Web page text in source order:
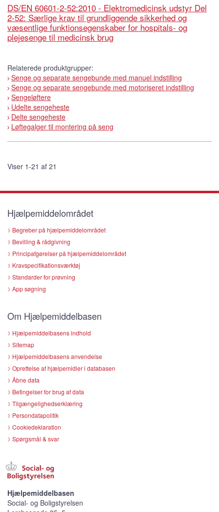
DS/EN 60601-2-52:2010 - Elektromedicinsk udstyr Del
2-52: Særlige krav til grundliggende sikkerhed og
væsentlige funktionsegenskaber for hospitals- og
plejesenge til medicinsk brug
Relaterede produktgrupper:
Senge og separate sengebunde med manuel indstilling
Senge og separate sengebunde med motoriseret indstilling
Sengeløftere
Udelte sengeheste
Delte sengeheste
Løftegalger til montering på seng
Viser 1-21 af 21
Hjælpemiddelområdet
Begreber på hjælpemiddelområdet
Bevilling & rådgivning
Principafgørelser på hjælpemiddelområdet
Kravspecifikationsværktøj
Standarder for prøvning
App søgning
Om Hjælpemiddelbasen
Hjælpemiddelbasens indhold
Sitemap
Hjælpemiddelbasens anvendelse
Oprettelse af hjælpemidler i databasen
Åbne data
Betingelser for brug af data
Tilgængelighedserklæring
Persondatapolitik
Cookiedeklaration
Spørgsmål & svar
Hjælpemiddelbasen
Social- og Boligstyrelsen